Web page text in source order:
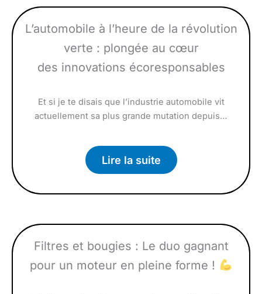
L’automobile à l’heure de la révolution
verte : plongée au cœur
des innovations écoresponsables
Et si je te disais que l’industrie automobile vit
actuellement sa plus grande mutation depuis…
Lire la suite
Filtres et bougies : Le duo gagnant
pour un moteur en pleine forme !